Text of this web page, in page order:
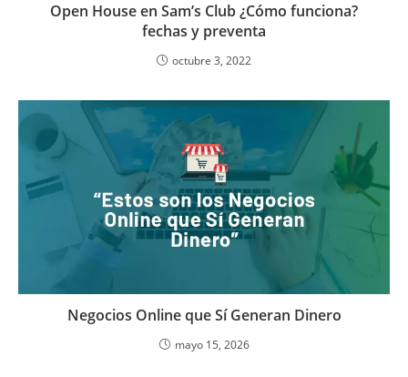
Open House en Sam’s Club ¿Cómo funciona?
fechas y preventa
octubre 3, 2022
Negocios Online que Sí Generan Dinero
mayo 15, 2026